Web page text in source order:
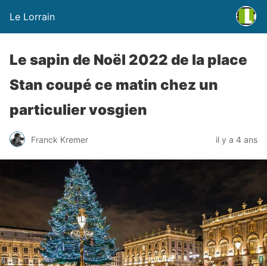
Le Lorrain
Le sapin de Noël 2022 de la place
Stan coupé ce matin chez un
particulier vosgien
Franck Kremer il y a 4 ans